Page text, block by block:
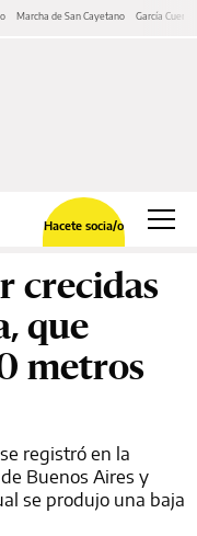
Marcha de San Cayetano García Cuerva
Hacete socia/o
crecidas
que
metros
registró en la
Buenos Aires y
se produjo una baja